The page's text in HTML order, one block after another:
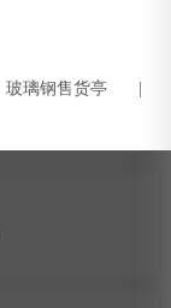
玻璃钢售货亭
|